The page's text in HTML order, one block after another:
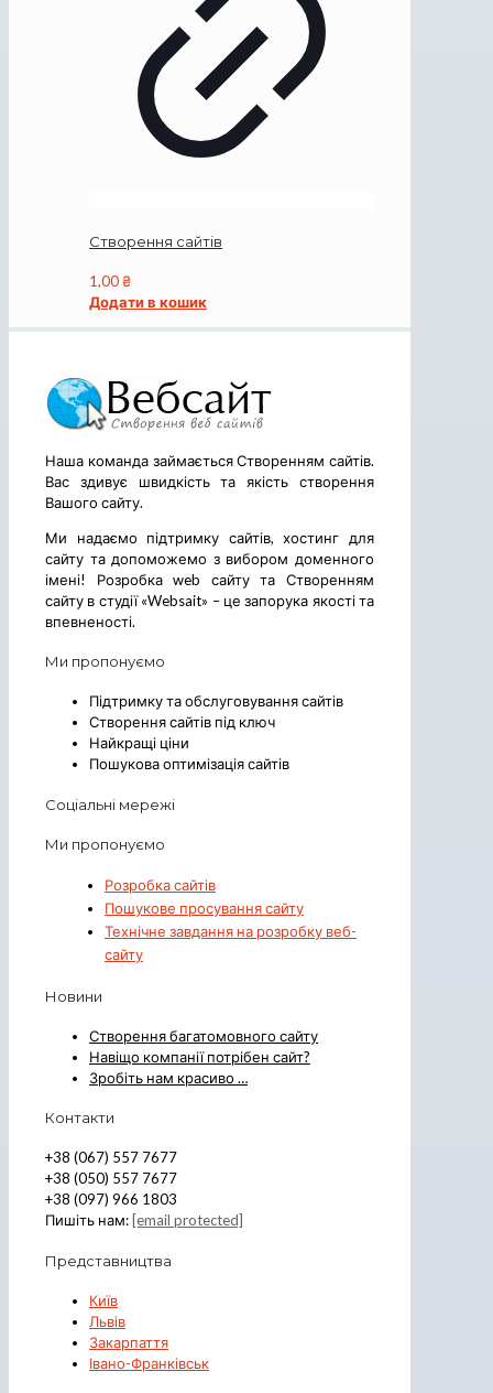
Створення сайтів
1,00₴
Додати в кошик
Наша команда займається Створенням сайтів.
Вас здивує швидкість та якість створення
Вашого сайту.
Ми надаємо підтримку сайтів, хостинг для
сайту та допоможемо з вибором доменного
імені! Розробка web сайту та Створенням
сайту в студії «Websait» – це запорука якості та
впевненості.
Ми пропонуємо
Підтримку та обслуговування сайтів
Створення сайтів під ключ
Найкращі ціни
Пошукова оптимізація сайтів
Соціальні мережі
Ми пропонуємо
Розробка сайтів
Пошукове просування сайту
Технічне завдання на розробку веб-
сайту
Новини
Створення багатомовного сайту
Навіщо компанії потрібен сайт?
Зробіть нам красиво …
Контакти
+38 (067) 557 7677
+38 (050) 557 7677
+38 (097) 966 1803
Пишіть нам: [email protected]
Представництва
Київ
Львів
Закарпаття
Івано-Франківськ